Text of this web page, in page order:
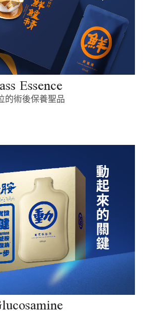
Essence
的術後保養聖品